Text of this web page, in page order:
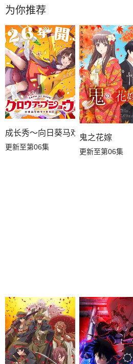
第19集
第16集 第15集
第13集 第12集
第10集 第09集
第07集
第03集
为你推荐
成长秀～向日葵马戏团～
更新至第06集
鬼之花嫁
更新至第06集